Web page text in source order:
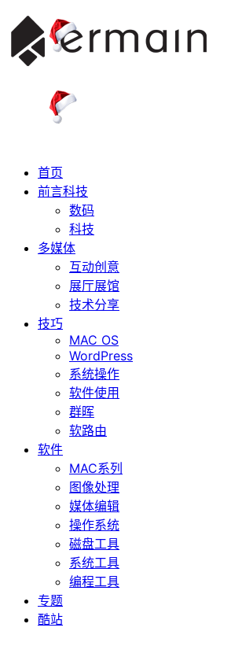
首页
前言科技
数码
科技
多媒体
互动创意
展厅展馆
技术分享
技巧
MAC OS
WordPress
系统操作
软件使用
群晖
软路由
软件
MAC系列
图像处理
媒体编辑
操作系统
磁盘工具
系统工具
编程工具
专题
酷站